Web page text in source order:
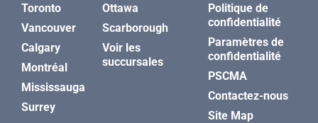
Toronto
Vancouver
Calgary
Montréal
Mississauga
Surrey
Ottawa
Scarborough
Voir les
succursales
Politique de
confidentialité
Paramètres de
confidentialité
PSCMA
Contactez-nous
Site Map